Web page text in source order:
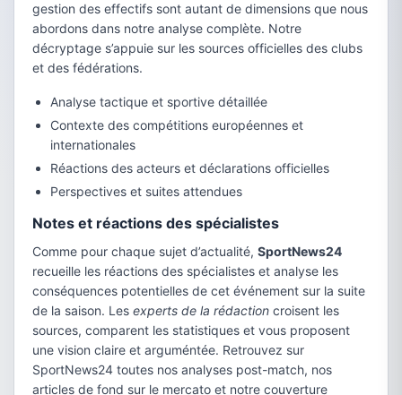
gestion des effectifs sont autant de dimensions que nous
abordons dans notre analyse complète. Notre
décryptage s’appuie sur les sources officielles des clubs
et des fédérations.
Analyse tactique et sportive détaillée
Contexte des compétitions européennes et
internationales
Réactions des acteurs et déclarations officielles
Perspectives et suites attendues
Notes et réactions des spécialistes
Comme pour chaque sujet d’actualité, SportNews24
recueille les réactions des spécialistes et analyse les
conséquences potentielles de cet événement sur la suite
de la saison. Les experts de la rédaction croisent les
sources, comparent les statistiques et vous proposent
une vision claire et arguméntée. Retrouvez sur
SportNews24 toutes nos analyses post-match, nos
articles de fond sur le mercato et notre couverture